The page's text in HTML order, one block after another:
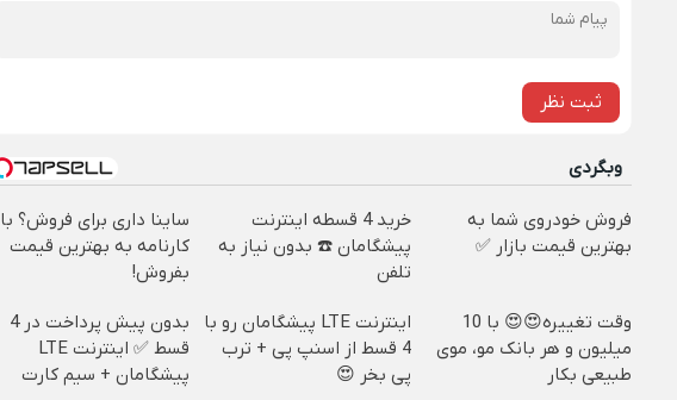
ثبت نظر
وبگردی
فروش خودروی شما به
بهترین قیمت بازار ✅
خرید 4 قسطه اینترنت
پیشگامان ☎️ بدون نیاز به
تلفن
ساینا داری برای فروش؟ با
کارنامه به بهترین قیمت
بفروش!
وقت تغییره😍😍 با 10
میلیون و هر بانک مو، موی
طبیعی بکار
اینترنت LTE پیشگامان رو با
4 قسط از اسنپ پی + ترب
پی بخر 😍
بدون پیش پرداخت در 4
قسط ✅ اینترنت LTE
پیشگامان + سیم کارت